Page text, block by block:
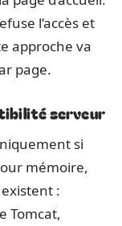
l’accès et
approche va
page.
serveur
si
mémoire,
:
Tomcat,